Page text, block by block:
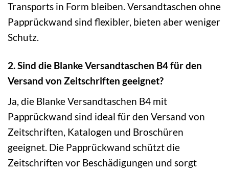
Transports in Form bleiben. Versandtaschen ohne
Papprückwand sind flexibler, bieten aber weniger
Schutz.
2. Sind die Blanke Versandtaschen B4 für den
Versand von Zeitschriften geeignet?
Ja, die Blanke Versandtaschen B4 mit
Papprückwand sind ideal für den Versand von
Zeitschriften, Katalogen und Broschüren
geeignet. Die Papprückwand schützt die
Zeitschriften vor Beschädigungen und sorgt